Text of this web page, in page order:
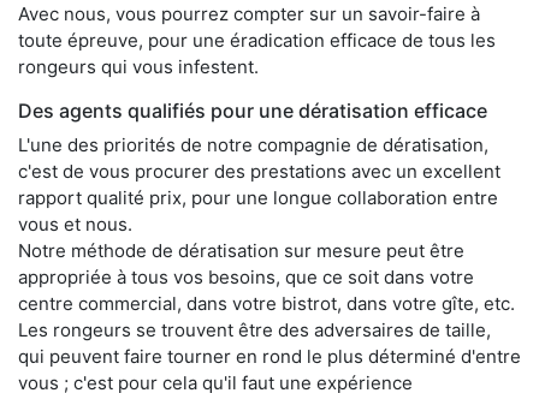
Avec nous, vous pourrez compter sur un savoir-faire à
toute épreuve, pour une éradication efficace de tous les
rongeurs qui vous infestent.
Des agents qualifiés pour une dératisation efficace
L'une des priorités de notre compagnie de dératisation,
c'est de vous procurer des prestations avec un excellent
rapport qualité prix, pour une longue collaboration entre
vous et nous.
Notre méthode de dératisation sur mesure peut être
appropriée à tous vos besoins, que ce soit dans votre
centre commercial, dans votre bistrot, dans votre gîte, etc.
Les rongeurs se trouvent être des adversaires de taille,
qui peuvent faire tourner en rond le plus déterminé d'entre
vous ; c'est pour cela qu'il faut une expérience